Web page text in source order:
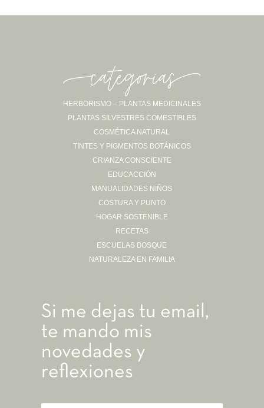
-categorias-
HERBORISMO – PLANTAS MEDICINALES
PLANTAS SILVESTRES COMESTIBLES
COSMÉTICA NATURAL
TINTES Y PIGMENTOS BOTÁNICOS
CRIANZA CONSCIENTE
EDUCACCIÓN
MANUALIDADES NIÑOS
COSTURA Y PUNTO
HOGAR SOSTENIBLE
RECETAS
ESCUELAS BOSQUE
NATURALEZA EN FAMILIA
Si me dejas tu email,
te mando mis
novedades y
reflexiones